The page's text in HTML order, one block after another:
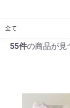
全て
55件の商品が見